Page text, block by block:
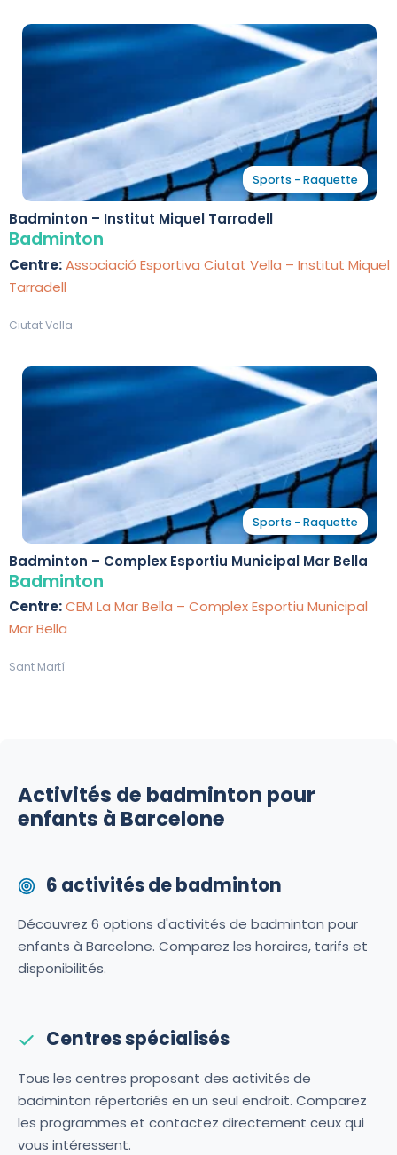
Sports - Raquette
Badminton – Institut Miquel Tarradell
Badminton
Centre:Associació Esportiva Ciutat Vella – Institut Miquel
Tarradell
Ciutat Vella
Sports - Raquette
Badminton – Complex Esportiu Municipal Mar Bella
Badminton
Centre:CEM La Mar Bella – Complex Esportiu Municipal
Mar Bella
Sant Martí
Activités de badminton pour
enfants à Barcelone
6 activités de badminton
Découvrez 6 options d'activités de badminton pour
enfants à Barcelone. Comparez les horaires, tarifs et
disponibilités.
Centres spécialisés
Tous les centres proposant des activités de
badminton répertoriés en un seul endroit. Comparez
les programmes et contactez directement ceux qui
vous intéressent.